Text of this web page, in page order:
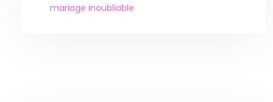
mariage inoubliable